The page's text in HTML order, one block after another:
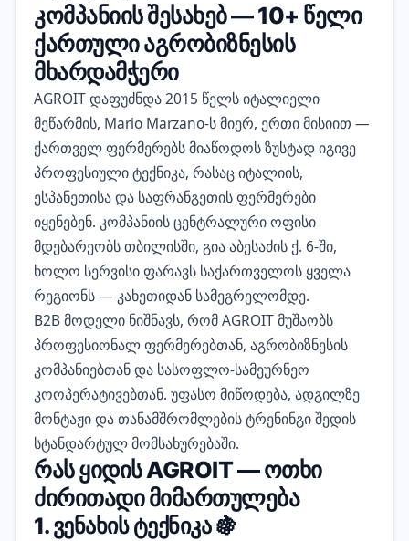
კომპანიის შესახებ — 10+ წელი
ქართული აგრობიზნესის
მხარდამჭერი
AGROIT დაფუძნდა 2015 წელს იტალიელი
მეწარმის, Mario Marzano-ს მიერ, ერთი მისიით —
ქართველ ფერმერებს მიაწოდოს ზუსტად იგივე
პროფესიული ტექნიკა, რასაც იტალიის,
ესპანეთისა და საფრანგეთის ფერმერები
იყენებენ. კომპანიის ცენტრალური ოფისი
მდებარეობს თბილისში, გია აბესაძის ქ. 6-ში,
ხოლო სერვისი ფარავს საქართველოს ყველა
რეგიონს — კახეთიდან სამეგრელომდე.
B2B მოდელი ნიშნავს, რომ AGROIT მუშაობს
პროფესიონალ ფერმერებთან, აგრობიზნესის
კომპანიებთან და სასოფლო-სამეურნეო
კოოპერატივებთან. უფასო მიწოდება, ადგილზე
მონტაჟი და თანამშრომლების ტრენინგი შედის
სტანდარტულ მომსახურებაში.
რას ყიდის AGROIT — ოთხი
ძირითადი მიმართულება
1. ვენახის ტექნიკა 🍇